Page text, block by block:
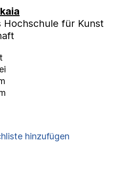
Hochschule für Kunst
hinzufügen